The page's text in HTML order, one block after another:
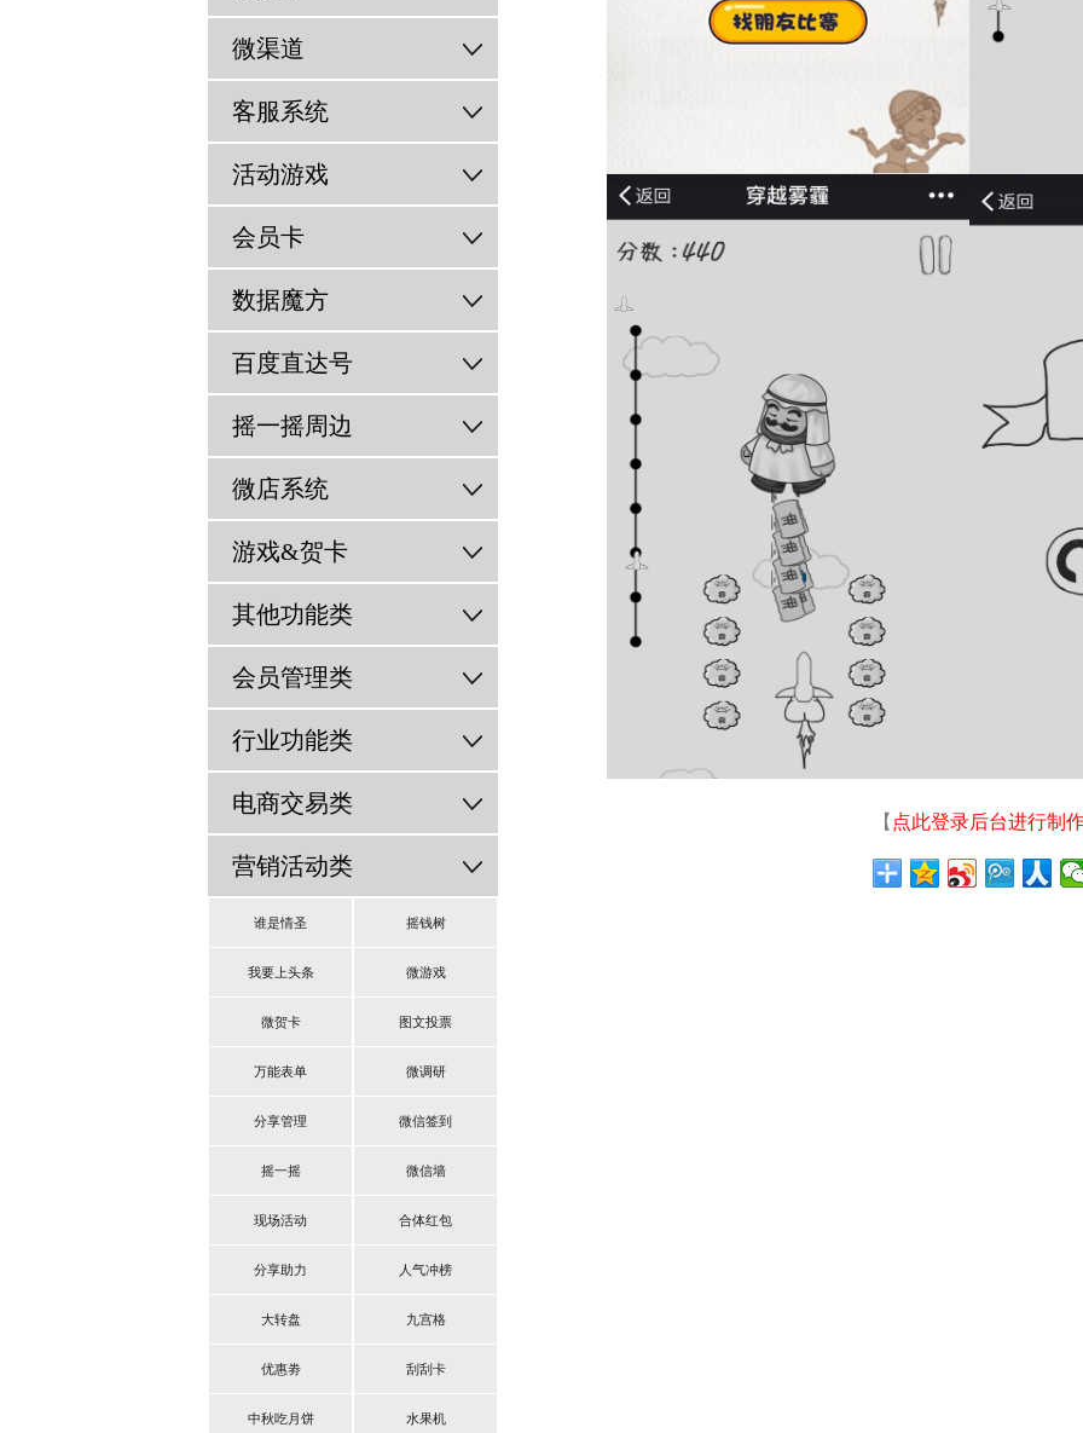
微渠道
客服系统
活动游戏
会员卡
数据魔方
百度直达号
摇一摇周边
微店系统
游戏&贺卡
其他功能类
会员管理类
行业功能类
电商交易类
营销活动类
谁是情圣 摇钱树
我要上头条 微游戏
微贺卡 图文投票
万能表单 微调研
分享管理 微信签到
摇一摇 微信墙
现场活动 合体红包
分享助力 人气冲榜
大转盘 九宫格
优惠劵 刮刮卡
中秋吃月饼 水果机
【 点此登录后台进行制